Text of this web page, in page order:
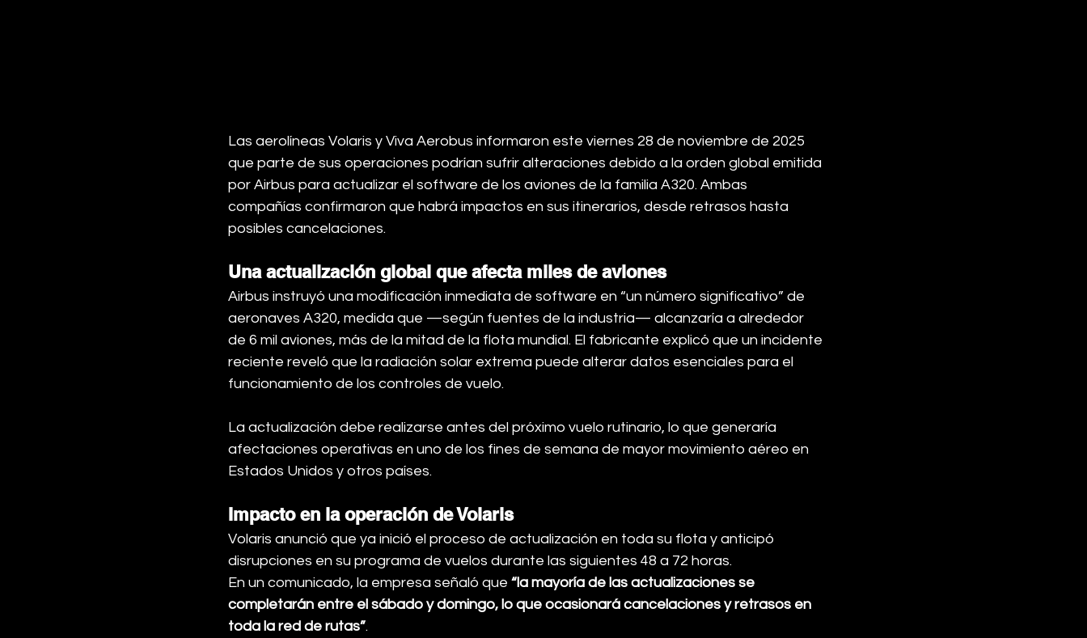
Las aerolíneas Volaris y Viva Aerobus informaron este viernes 28 de noviembre de 2025
que parte de sus operaciones podrían sufrir alteraciones debido a la orden global emitida
por Airbus para actualizar el software de los aviones de la familia A320. Ambas
compañías confirmaron que habrá impactos en sus itinerarios, desde retrasos hasta
posibles cancelaciones.
Una actualización global que afecta miles de aviones
Airbus instruyó una modificación inmediata de software en “un número significativo” de
aeronaves A320, medida que —según fuentes de la industria— alcanzaría a alrededor
de 6 mil aviones, más de la mitad de la flota mundial. El fabricante explicó que un incidente
reciente reveló que la radiación solar extrema puede alterar datos esenciales para el
funcionamiento de los controles de vuelo.
La actualización debe realizarse antes del próximo vuelo rutinario, lo que generaría
afectaciones operativas en uno de los fines de semana de mayor movimiento aéreo en
Estados Unidos y otros países.
Impacto en la operación de Volaris
Volaris anunció que ya inició el proceso de actualización en toda su flota y anticipó
disrupciones en su programa de vuelos durante las siguientes 48 a 72 horas.
En un comunicado, la empresa señaló que “la mayoría de las actualizaciones se
completarán entre el sábado y domingo, lo que ocasionará cancelaciones y retrasos en
toda la red de rutas”.